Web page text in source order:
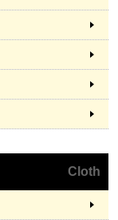
Cloth